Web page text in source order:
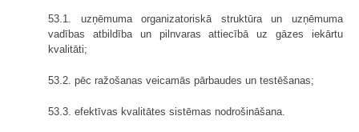
53.1. uzņēmuma organizatoriskā struktūra un uzņēmuma
vadības atbildība un pilnvaras attiecībā uz gāzes iekārtu
kvalitāti;
53.2. pēc ražošanas veicamās pārbaudes un testēšanas;
53.3. efektīvas kvalitātes sistēmas nodrošināšana.